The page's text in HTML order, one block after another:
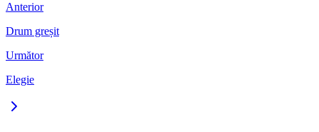
Anterior
Drum greșit
Următor
Elegie